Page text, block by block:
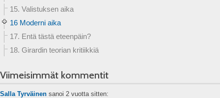
15. Valistuksen aika
16 Moderni aika
17. Entä tästä eteenpäin?
18. Girardin teorian kritiikkiä
Viimeisimmät kommentit
Salla Tyrväinen sanoi 2 vuotta sitten: